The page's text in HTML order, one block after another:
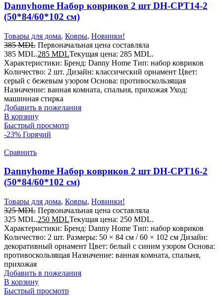
Dannyhome Набор ковриков 2 шт DH-CPT14-2
(50*84/60*102 см)
Товары для дома, Ковры, Новинки!
385MDL Первоначальная цена составляла
385 MDL.285 MDLТекущая цена: 285 MDL.
Характеристики: Бренд: Danny Home Тип: набор ковриков
Количество: 2 шт. Дизайн: классический орнамент Цвет:
серый с бежевым узором Основа: противоскользящая
Назначение: ванная комната, спальня, прихожая Уход:
машинная стирка
Добавить в пожелания
В корзину
Быстрый просмотр
-23% Горячий
Сравнить
Dannyhome Набор ковриков 2 шт DH-CPT16-2
(50*84/60*102 см)
Товары для дома, Ковры, Новинки!
325MDL Первоначальная цена составляла
325 MDL.250 MDLТекущая цена: 250 MDL.
Характеристики: Бренд: Danny Home Тип: набор ковриков
Количество: 2 шт. Размеры: 50 × 84 см / 60 × 102 см Дизайн:
декоративный орнамент Цвет: белый с синим узором Основа:
противоскользящая Назначение: ванная комната, спальня,
прихожая
Добавить в пожелания
В корзину
Быстрый просмотр